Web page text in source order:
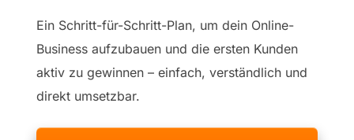
Ein Schritt-für-Schritt-Plan, um dein Online-
Business aufzubauen und die ersten Kunden
aktiv zu gewinnen – einfach, verständlich und
direkt umsetzbar.